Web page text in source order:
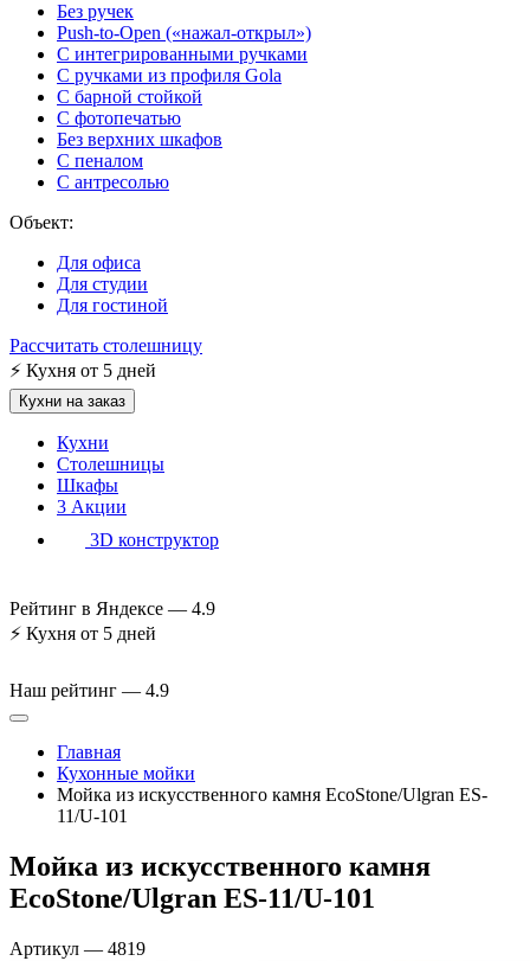
Без ручек
Push-to-Open («нажал-открыл»)
С интегрированными ручками
С ручками из профиля Gola
С барной стойкой
С фотопечатью
Без верхних шкафов
С пеналом
С антресолью
Объект:
Для офиса
Для студии
Для гостиной
Рассчитать столешницу
⚡ Кухня от 5 дней
Кухни на заказ
Кухни
Столешницы
Шкафы
3 Акции
3D конструктор
Рейтинг в Яндексе — 4.9
⚡ Кухня от 5 дней
Наш рейтинг — 4.9
Главная
Кухонные мойки
Мойка из искусственного камня EcoStone/Ulgran ES-
11/U-101
Мойка из искусственного камня
EcoStone/Ulgran ES-11/U-101
Артикул — 4819